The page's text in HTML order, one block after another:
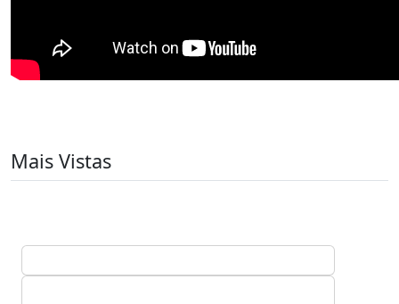
Mais Vistas